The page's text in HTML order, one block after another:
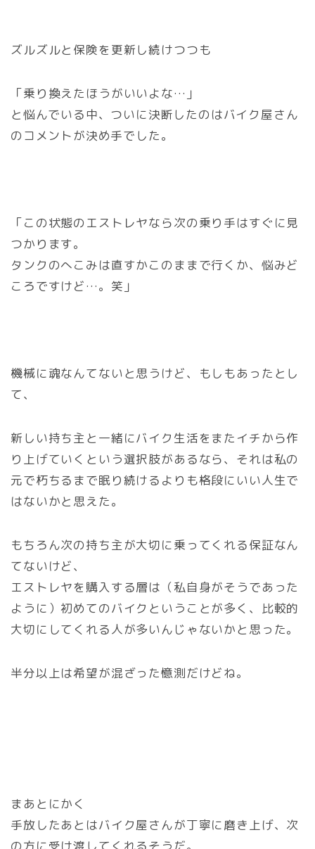
ズルズルと保険を更新し続けつつも
「乗り換えたほうがいいよな…」
と悩んでいる中、ついに決断したのはバイク屋 さん
のコメントが決め手でした。
「この状態のエストレヤなら次の乗り手はすぐに見
つかります。
タンクのへこみは直すかこのままで行くか、悩みど
ころですけど…。笑」
機械に魂なんてないと思うけど、もしもあったとし
て、
新しい持ち主と一緒にバイク生活をまたイチから作
り上げていくという選択肢があるなら、それは私の
元で朽ちるまで眠り続けるよりも格段にいい人生で
はないかと思えた。
もちろん次の持ち主が大切に乗ってくれる保証なん
てないけど、
エストレヤを購入する層は（私自身がそうであった
ように）初めてのバイクということが多く、比較的
大切にしてくれる人が多いんじゃないかと思った。
半分以上は希望が混ざった憶測だけどね。
まあとにかく
手放したあとはバイク屋さんが丁寧に磨き上げ、次